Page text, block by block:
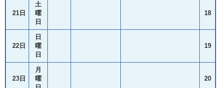
21日
土
曜
日
18
22日
日
曜
日
19
23日
月
曜
20